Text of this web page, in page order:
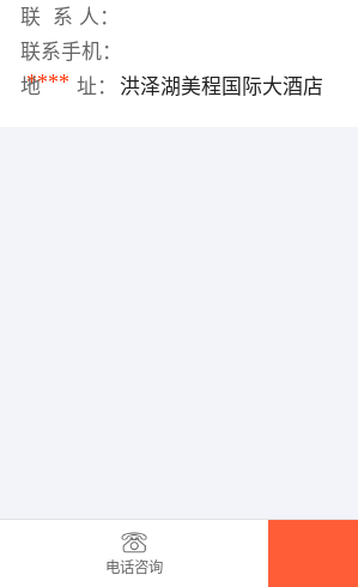
联 系 人：
联系手机：
****
地 址： 洪泽湖美程国际大酒店
电话咨询